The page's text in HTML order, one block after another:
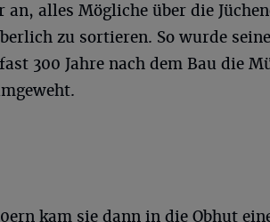
an, alles Mögliche über die
zu sortieren. So wurde
300 Jahre nach dem Bau die
kam sie dann in die Obhut